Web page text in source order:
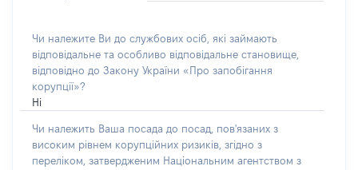
Чи належите Ви до службових осіб, які займають
відповідальне та особливо відповідальне становище,
відповідно до Закону України «Про запобігання
корупції»?
Ні
Чи належить Ваша посада до посад, пов'язаних з
високим рівнем корупційних ризиків, згідно з
переліком, затвердженим Національним агентством з